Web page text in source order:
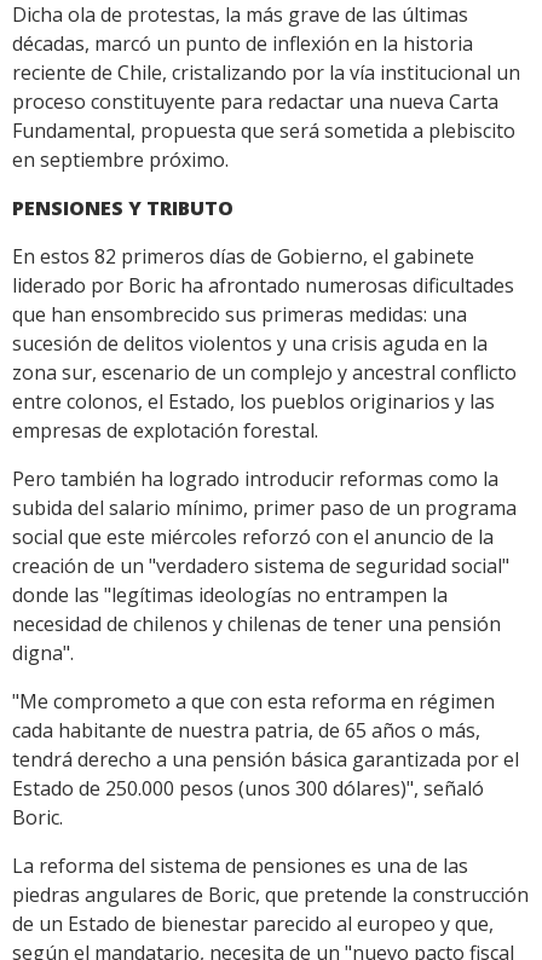
Dicha ola de protestas, la más grave de las últimas
décadas, marcó un punto de inflexión en la historia
reciente de Chile, cristalizando por la vía institucional un
proceso constituyente para redactar una nueva Carta
Fundamental, propuesta que será sometida a plebiscito
en septiembre próximo.
PENSIONES Y TRIBUTO
En estos 82 primeros días de Gobierno, el gabinete
liderado por Boric ha afrontado numerosas dificultades
que han ensombrecido sus primeras medidas: una
sucesión de delitos violentos y una crisis aguda en la
zona sur, escenario de un complejo y ancestral conflicto
entre colonos, el Estado, los pueblos originarios y las
empresas de explotación forestal.
Pero también ha logrado introducir reformas como la
subida del salario mínimo, primer paso de un programa
social que este miércoles reforzó con el anuncio de la
creación de un "verdadero sistema de seguridad social"
donde las "legítimas ideologías no entrampen la
necesidad de chilenos y chilenas de tener una pensión
digna".
"Me comprometo a que con esta reforma en régimen
cada habitante de nuestra patria, de 65 años o más,
tendrá derecho a una pensión básica garantizada por el
Estado de 250.000 pesos (unos 300 dólares)", señaló
Boric.
La reforma del sistema de pensiones es una de las
piedras angulares de Boric, que pretende la construcción
de un Estado de bienestar parecido al europeo y que,
según el mandatario, necesita de un "nuevo pacto fiscal